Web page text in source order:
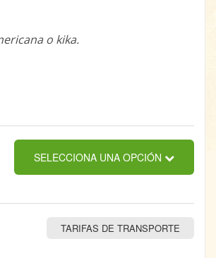
o kika.
SELECCIONA UNA OPCIÓN
TARIFAS DE TRANSPORTE